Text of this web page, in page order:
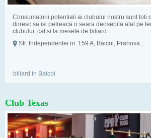
Consumatorii potentiali ai clubului nostru sunt toti
doresc sa isi petreaca o seara deosebita atat pe
clubului, cat si la mesele de biliard. ...
Str. Independentei nr. 159 A, Baicoi, Prahova...
biliard in Baicoi
Club Texas